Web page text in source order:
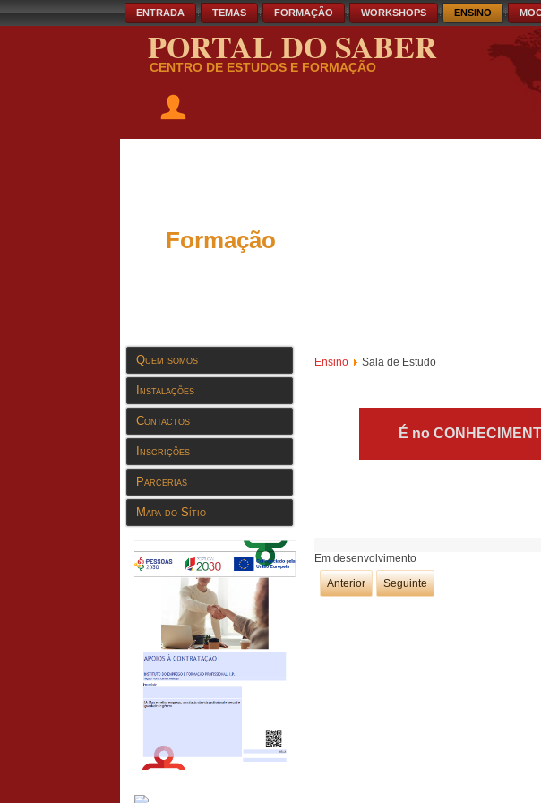
ENTRADA TEMAS FORMAÇÃO WORKSHOPS ENSINO
PORTAL DO SABER
CENTRO DE ESTUDOS E FORMAÇÃO
Formação
Quem somos
Instalações
Contactos
Inscrições
Parcerias
Mapa do Sítio
Ensino Sala de Estudo
É no
Em desenvolvimento
Anterior
Seguinte